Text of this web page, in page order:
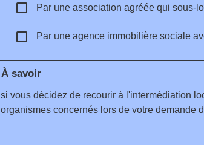
check_box_outline_blank Par une association agréée qui sous-
check_box_outline_blank Par une agence immobilière sociale
À savoir
si vous décidez de recourir à l'intermédiation
organismes concernés lors de votre demande